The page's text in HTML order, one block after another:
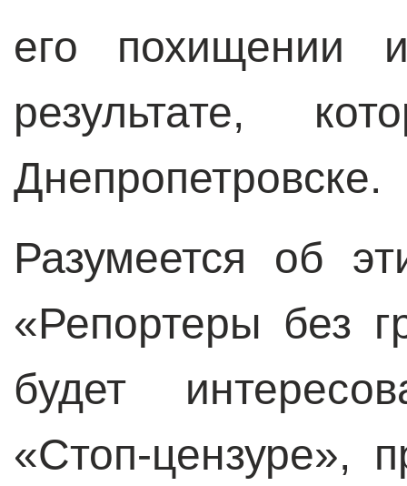
его похищении
результате,
Днепропетровске.
Разумеется об
«Репортеры без
будет
«Стоп-цензуре»,